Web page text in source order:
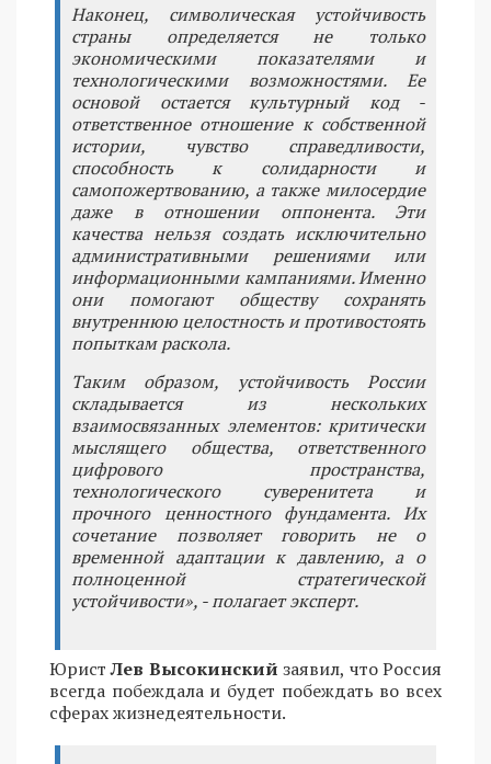
Наконец, символическая устойчивость
страны определяется не только
экономическими показателями и
технологическими возможностями. Ее
основой остается культурный код -
ответственное отношение к собственной
истории, чувство справедливости,
способность к солидарности и
самопожертвованию, а также милосердие
даже в отношении оппонента. Эти
качества нельзя создать исключительно
административными решениями или
информационными кампаниями. Именно
они помогают обществу сохранять
внутреннюю целостность и противостоять
попыткам раскола.
Таким образом, устойчивость России
складывается из нескольких
взаимосвязанных элементов: критически
мыслящего общества, ответственного
цифрового пространства,
технологического суверенитета и
прочного ценностного фундамента. Их
сочетание позволяет говорить не о
временной адаптации к давлению, а о
полноценной стратегической
устойчивости», - полагает эксперт.
ЮристЛев Высокинскийзаявил, что Россия
всегда побеждала и будет побеждать во всех
сферах жизнедеятельности.